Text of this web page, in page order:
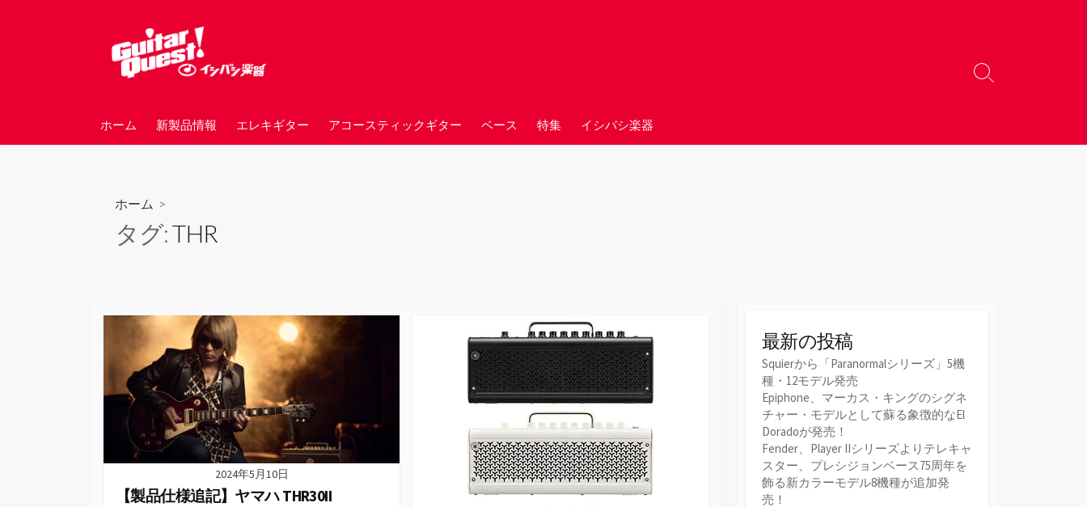
ホーム 新製品情報 エレキギター アコースティックギター ベース 特集 イシバシ楽器
検
替
ホーム >
タグ:THR
2024年5月10日
【製品仕様追記】ヤマハ THR30II
最新の投稿
Squierから「Paranormalシリーズ」5機
種・12モデル発売
Epiphone、マーカス・キングのシグネ
チャー・モデルとして蘇る象徴的なEl
Doradoが発売！
Fender、Player IIシリーズよりテレキャ
スター、プレシジョンベース75周年を
飾る新カラーモデル8機種が追加発
売！